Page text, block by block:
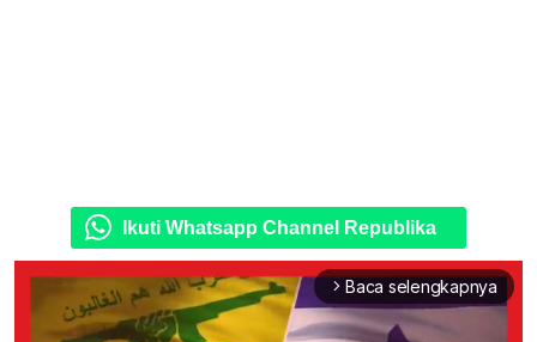
Ikuti Whatsapp Channel Republika
arrow_forward_ios Baca selengkapnya